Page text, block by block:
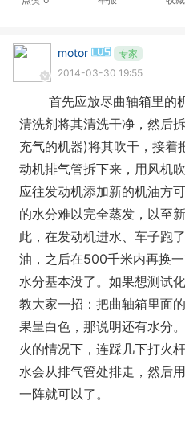
motor
专家
2014-03-30 19:55
首先应放尽曲轴箱里的机
清洗剂将其清洗干净，然后
充气的机器)将其吹干，接着
动机排气管拆下来，用风机
应往发动机添加新的机油方
的水分难以完全蒸发，以至
此，在发动机进水、车子跑
油，之后在500千米内再换
水分基本没了。如果想测试
教大家一招：把曲轴箱里面
果呈白色，那说明还有水分
火的情况下，连踩几下打火
水会从排气管处排走，然后
一阵就可以了。